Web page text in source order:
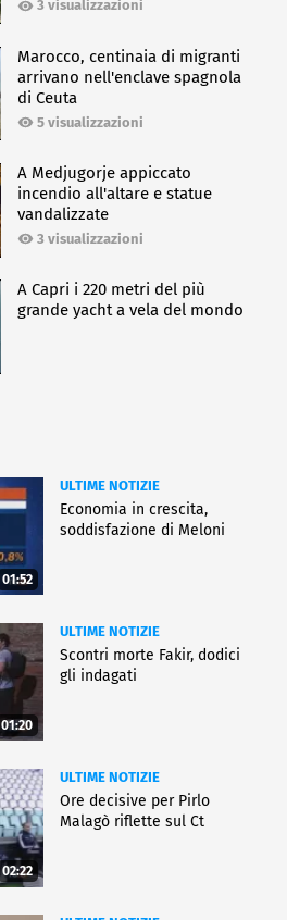
3 visualizzazioni
Marocco, centinaia di migranti
arrivano nell'enclave spagnola
di Ceuta
5 visualizzazioni
A Medjugorje appiccato
incendio all'altare e statue
vandalizzate
3 visualizzazioni
A Capri i 220 metri del più
grande yacht a vela del mondo
01:52
ULTIME NOTIZIE
Economia in crescita,
soddisfazione di Meloni
01:20
ULTIME NOTIZIE
Scontri morte Fakir, dodici
gli indagati
02:22
ULTIME NOTIZIE
Ore decisive per Pirlo
Malagò riflette sul Ct